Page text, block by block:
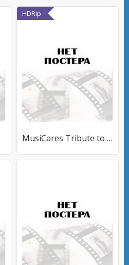
HDRip
MusiCares Tribute to Barbra Streisand